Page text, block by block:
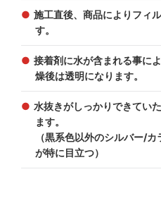
施工直後、商品によりフィ
す。
接着剤に水が含まれる事に
燥後は透明になります。
水抜きがしっかりできてい
ます。
（黒系色以外のシルバー/
が特に目立つ）